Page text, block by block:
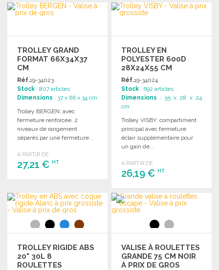
COMMANDER
Demander un devis
Demander un devis
TROLLEY GRAND
FORMAT 66X34X37
CM
Réf.19-34023
Stock : 807 articles
Dimensions : 37 x 66 x 34 cm
Trolley BERGEN: avec
fermeture renforcée, 2
niveaux de rangement
séparés par une fermeture...
A PARTIR DE
27,21 € HT
Demander un devis
TROLLEY EN
POLYESTER 600D
28X24X55 CM
Réf.19-34024
Stock : 692 articles
Dimensions : 55 x 28 x 24
cm
Trolley VISBY: compartiment
principal avec fermeture
éclair supplémentaire pour
un gain de...
A PARTIR DE
26,19 €HT
COMMANDER
Demander un devis
TROLLEY RIGIDE ABS
20" 30L 8
ROULETTES
VALISE À ROULETTES
GRANDE 75 CM NOIR
À PRIX DE GROS